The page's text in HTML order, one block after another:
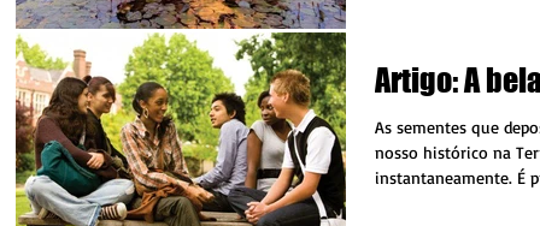
Artigo: A
As sementes que
nosso histórico na
instantaneamente. É